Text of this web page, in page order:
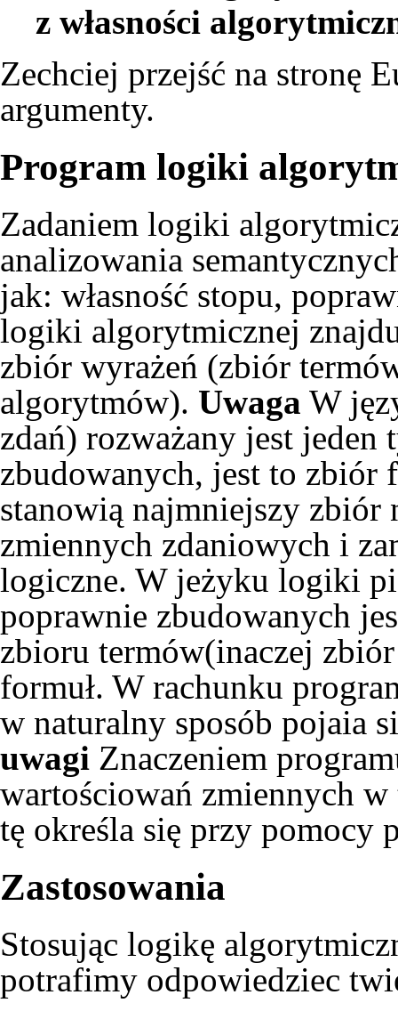
z własności
Zechciej przejść na stronę
argumenty.
Program logiki
Zadaniem logiki
analizowania
jak: własność stopu,
logiki algorytmicznej
zbiór wyrażeń (zbiór
algorytmów). Uwaga W
zdań) rozważany jest
zbudowanych, jest to zbiór
stanowią najmniejszy zbiór
zmiennych zdaniowych i
logiczne. W jeżyku logiki
poprawnie zbudowanych
zbioru termów(inaczej
formuł. W rachunku
w naturalny sposób pojaia
uwagi Znaczeniem
wartościowań zmiennych
tę określa się przy pomocy
Zastosowania
Stosując logikę
potrafimy odpowiedziec